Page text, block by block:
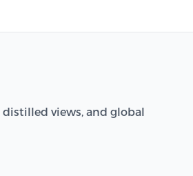
distilled views, and global